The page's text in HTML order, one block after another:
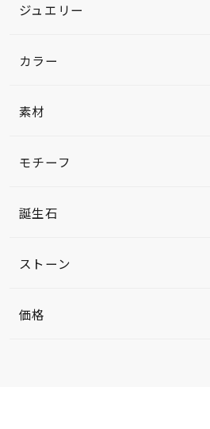
ジュエリー
カラー
素材
モチーフ
誕生石
ストーン
価格